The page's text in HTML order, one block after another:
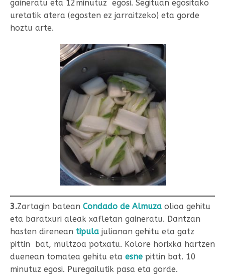
gaineratu eta 12minutuz egosi. Segituan egositako
uretatik atera (egosten ez jarraitzeko) eta gorde
hoztu arte.
3.Zartagin batean Condado de Almuza olioa gehitu
eta baratxuri aleak xafletan gaineratu. Dantzan
hasten direnean tipula julianan gehitu eta gatz
pittin bat, multzoa potxatu. Kolore horixka hartzen
duenean tomatea gehitu eta esne pittin bat. 10
minutuz egosi. Puregailutik pasa eta gorde.